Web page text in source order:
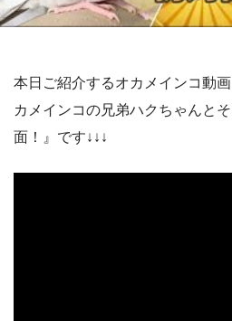
本日ご紹介するオカメインコ動
カメインコの兄弟ハクちゃんと
面！』です↓↓↓